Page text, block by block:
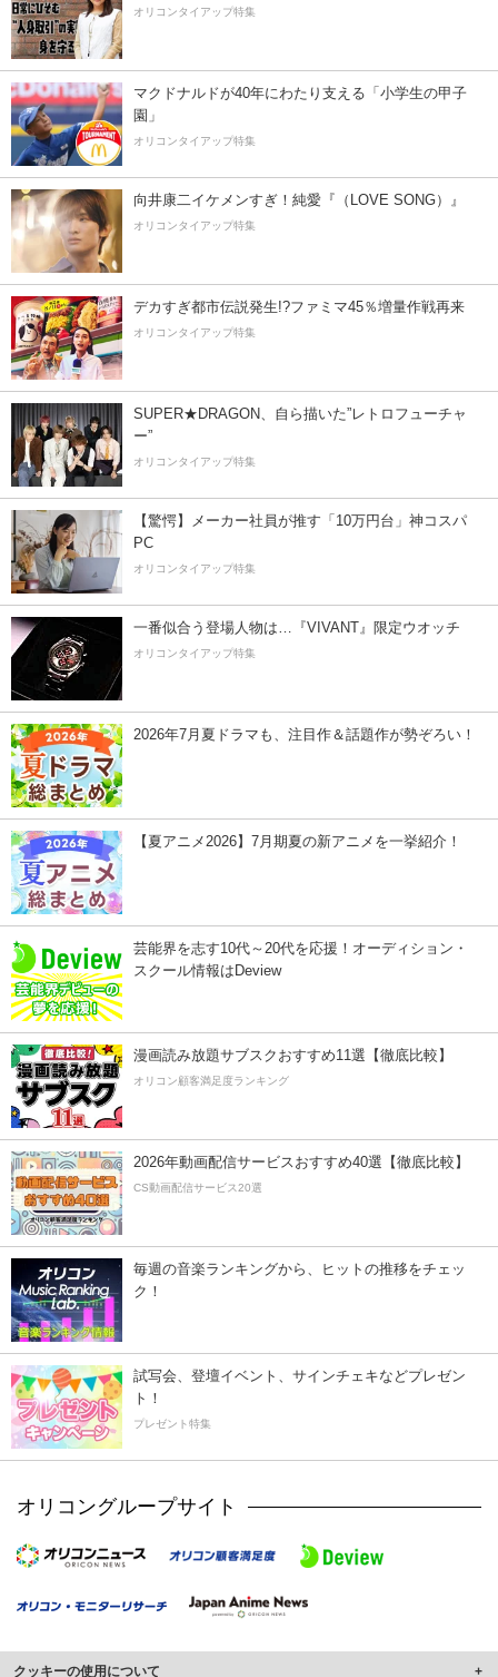
オリコンタイアップ特集
マクドナルドが40年にわたり支える「小学生の甲子
園」
オリコンタイアップ特集
向井康二イケメンすぎ！純愛『（LOVE SONG）』
オリコンタイアップ特集
デカすぎ都市伝説発生!?ファミマ45％増量作戦再来
オリコンタイアップ特集
SUPER★DRAGON、自ら描いた”レトロフューチャ
ー”
オリコンタイアップ特集
【驚愕】メーカー社員が推す「10万円台」神コスパ
PC
オリコンタイアップ特集
一番似合う登場人物は…『VIVANT』限定ウオッチ
オリコンタイアップ特集
2026年7月夏ドラマも、注目作＆話題作が勢ぞろい！
【夏アニメ2026】7月期夏の新アニメを一挙紹介！
芸能界を志す10代～20代を応援！オーディション・
スクール情報はDeview
漫画読み放題サブスクおすすめ11選【徹底比較】
オリコン顧客満足度ランキング
2026年動画配信サービスおすすめ40選【徹底比較】
CS動画配信サービス20選
毎週の音楽ランキングから、ヒットの推移をチェッ
ク！
試写会、登壇イベント、サインチェキなどプレゼン
ト！
プレゼント特集
オリコングループサイト
クッキーの使用について